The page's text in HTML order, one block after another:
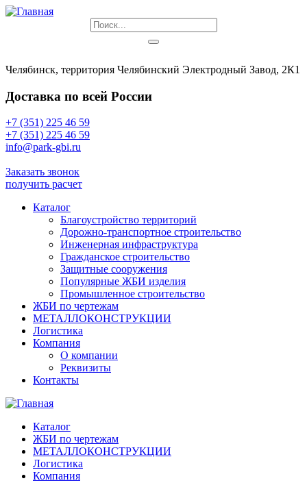
Челябинск, территория Челябинский Электродный Завод, 2К1
Доставка по всей России
+7 (351) 225 46 59
+7 (351) 225 46 59
info@park-gbi.ru
Заказать звонок
получить расчет
Каталог
Благоустройство территорий
Дорожно-транспортное строительство
Инженерная инфраструктура
Гражданское строительство
Защитные сооружения
Популярные ЖБИ изделия
Промышленное строительство
ЖБИ по чертежам
МЕТАЛЛОКОНСТРУКЦИИ
Логистика
Компания
О компании
Реквизиты
Контакты
Каталог
ЖБИ по чертежам
МЕТАЛЛОКОНСТРУКЦИИ
Логистика
Компания